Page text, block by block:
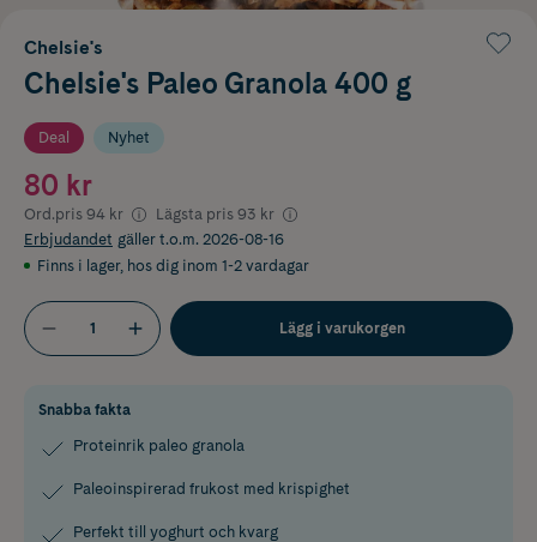
Chelsie's
Chelsie's Paleo Granola 400 g
Deal Nyhet
80 kr
Ord.pris 94 kr Lägsta pris 93 kr
Erbjudandet gäller t.o.m. 2026-08-16
Finns i lager, hos dig inom 1-2 vardagar
Lägg i varukorgen
Snabba fakta
Proteinrik paleo granola
Paleoinspirerad frukost med krispighet
Perfekt till yoghurt och kvarg